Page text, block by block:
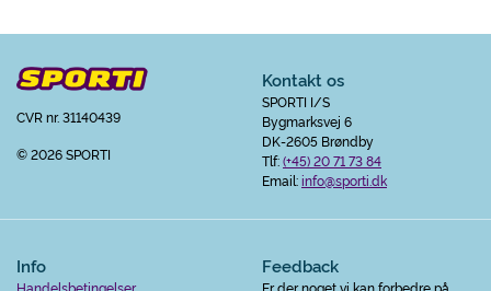
CVR nr. 31140439
© 2026 SPORTI
Kontakt os
SPORTI I/S
Bygmarksvej 6
DK-2605 Brøndby
Tlf:(+45) 20 71 73 84
Email:info@sporti.dk
Info
Handelsbetingelser
Feedback
Er der noget vi kan forbedre på